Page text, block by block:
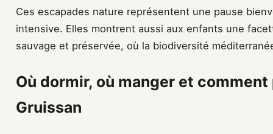
Ces escapades nature représentent une pause
intensive. Elles montrent aussi aux enfants une
sauvage et préservée, où la biodiversité
Où dormir, où manger et
Gruissan